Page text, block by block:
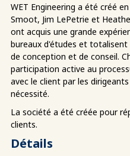
WET Engineering a été créé
Smoot, Jim LePetrie et
ont acquis une grande
bureaux d'études et totalisent
de conception et de conseil.
participation active au
avec le client par les
nécessité.
La société a été créée pour
clients.
Détails